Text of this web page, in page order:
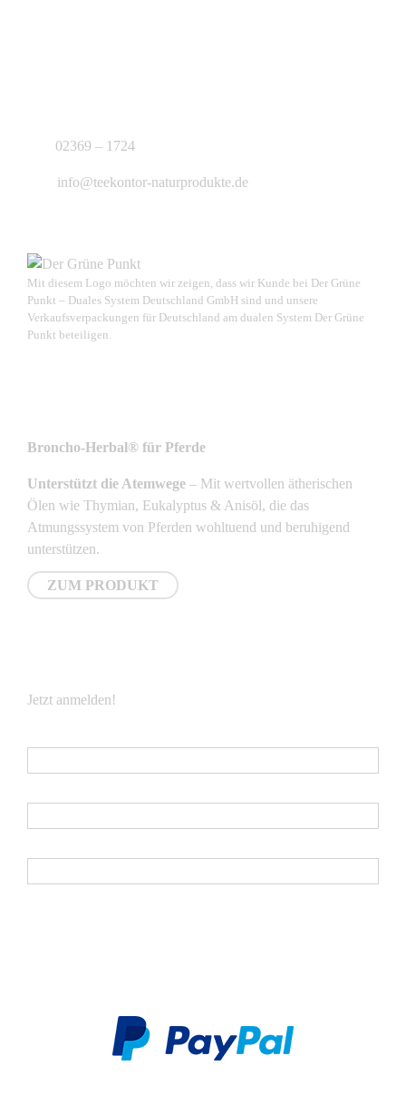
02369 – 1724
info@teekontor-naturprodukte.de
Mit diesem Logo möchten wir zeigen, dass wir Kunde bei Der Grüne
Punkt – Duales System Deutschland GmbH sind und unsere
Verkaufsverpackungen für Deutschland am dualen System Der Grüne
Punkt beteiligen.
Broncho-Herbal® für Pferde
Unterstützt die Atemwege – Mit wertvollen ätherischen
Ölen wie Thymian, Eukalyptus & Anisöl, die das
Atmungssystem von Pferden wohltuend und beruhigend
unterstützen.
ZUM PRODUKT
Jetzt anmelden!